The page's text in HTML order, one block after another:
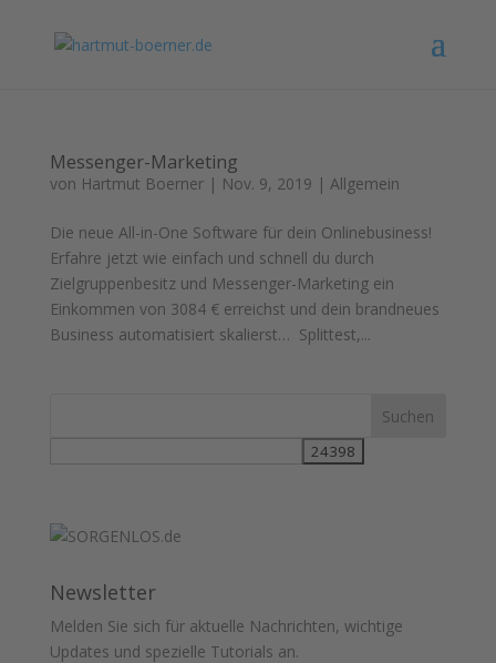
Messenger-Marketing
von Hartmut Boerner| Nov. 9, 2019 | Allgemein
Die neue All-in-One Software für dein Onlinebusiness!
Erfahre jetzt wie einfach und schnell du durch
Zielgruppenbesitz und Messenger-Marketing ein
Einkommen von 3084 € erreichst und dein brandneues
Business automatisiert skalierst… Splittest,...
Newsletter
Melden Sie sich für aktuelle Nachrichten, wichtige
Updates und spezielle Tutorials an.